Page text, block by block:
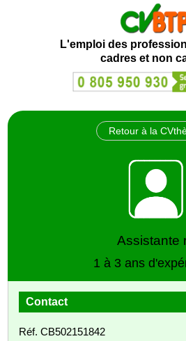
L'emploi des
cadres et non
Retour à la
Assistante
1 à 3 ans
Contact
Réf. CB502151842